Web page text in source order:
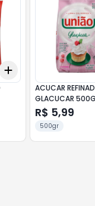
+10
ACUCAR
GLACUCAR
R$ 5,99
500gr